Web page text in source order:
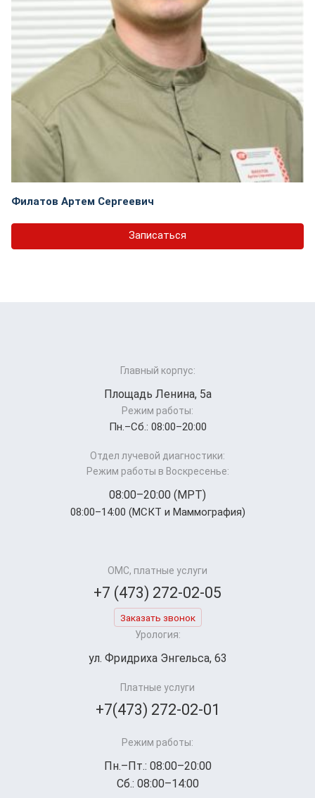
Филатов Артем Сергеевич
Записаться
Главный корпус:
Площадь Ленина, 5а
Режим работы:
Пн.–Cб.: 08:00–20:00
Отдел лучевой диагностики:
Режим работы в Воскресенье:
08:00–20:00 (МРТ)
08:00–14:00 (МСКТ и Маммография)
ОМС, платные услуги
+7 (473) 272-02-05
Заказать звонок
Урология:
ул. Фридриха Энгельса, 63
Платные услуги
+7(473) 272-02-01
Режим работы:
Пн.–Пт.: 08:00–20:00
Сб.: 08:00–14:00